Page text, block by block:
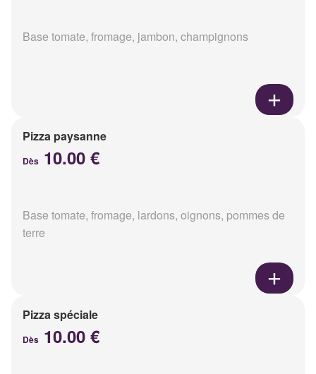
Base tomate, fromage, jambon, champignons
Pizza paysanne
Dès 10.00 €
Base tomate, fromage, lardons, oignons, pommes de
terre
Pizza spéciale
Dès 10.00 €